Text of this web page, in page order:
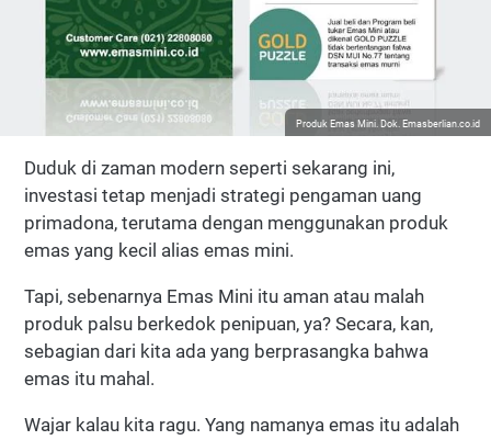
Produk Emas Mini. Dok. Emasberlian.co.id
Duduk di zaman modern seperti sekarang ini,
investasi tetap menjadi strategi pengaman uang
primadona, terutama dengan menggunakan produk
emas yang kecil alias emas mini.
Tapi, sebenarnya Emas Mini itu aman atau malah
produk palsu berkedok penipuan, ya? Secara, kan,
sebagian dari kita ada yang berprasangka bahwa
emas itu mahal.
Wajar kalau kita ragu. Yang namanya emas itu adalah